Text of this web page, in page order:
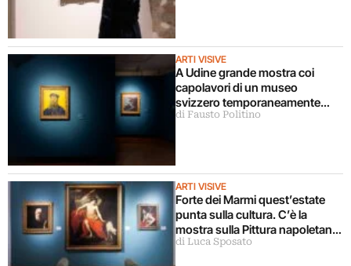
ARTI VISIVE
A Udine grande mostra coi
capolavori di un museo
svizzero temporaneamente
chiuso
di Fausto Politino
ARTI VISIVE
Forte dei Marmi quest’estate
punta sulla cultura. C’è la
mostra sulla Pittura napoletana
del Seicento “dopo
di Luca Sposato